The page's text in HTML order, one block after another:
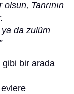
Tanrının
da zulüm
gibi bir arada